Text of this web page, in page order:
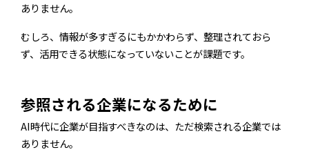
ありません。
むしろ、情報が多すぎるにもかかわらず、整理されておら
ず、活用できる状態になっていないことが課題です。
参照される企業になるために
AI時代に企業が目指すべきなのは、ただ検索される企業では
ありません。